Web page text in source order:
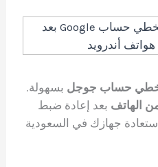
حساب جوجل بسهولة.
الهاتف بعد إعادة ضبط
جهازك في السعودية